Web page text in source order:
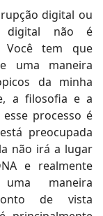
digital ou
digital não é
Você tem que
uma maneira
da minha
a filosofia e a
processo é
preocupada
não irá a lugar
e realmente
maneira
de vista